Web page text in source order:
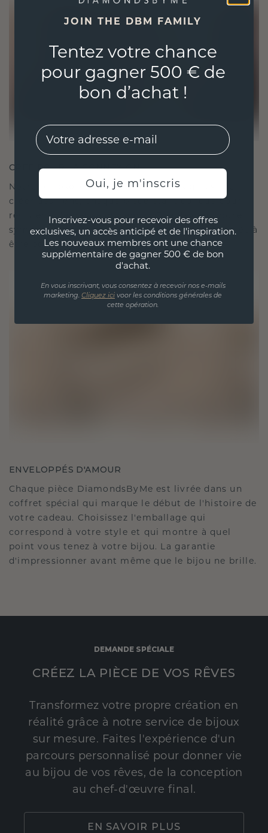
CRÉÉ POUR LA CONNEXION
Notre philosophie en matière de design est de
créer des liens, chaque pièce étant conçue pour
résister à l'épreuve du temps. Elle devient votre
symbole d'amour et de moments chéris, destinée à
être portée et chérie pour toujours.
ENVELOPPÉS D'AMOUR
Chaque pièce DiamondsByMe est livrée dans un
coffret spécial qui marque le début de l'histoire de
votre cadeau. Choisissez l'emballage qui
correspond à votre style et qui montre à quel
point vous tenez à votre bijou. La garantie
d'impressionner avant même que le bijou ne brille.
DEMANDE SPÉCIALE
CRÉEZ LA PIÈCE DE VOS RÊVES
Transformez votre propre création en
réalité grâce à notre service de bijoux
sur mesure. Faites l'expérience d'un
parcours personnalisé pour donner vie
au bijou de vos rêves, de la conception
au chef-d'œuvre final.
EN SAVOIR PLUS
JOIN THE DBM FAMILY
Tentez votre chance
pour gagner 500 € de
bon d’achat !
EMail
Oui, je m'inscris
Inscrivez-vous pour recevoir des offres
exclusives, un accès anticipé et de l'inspiration.
Les nouveaux membres ont une chance
supplémentaire de gagner 500 € de bon
d'achat.
En vous inscrivant, vous consentez à recevoir nos e-mails
marketing. Cliquez ici voor les conditions générales de
cette opération.